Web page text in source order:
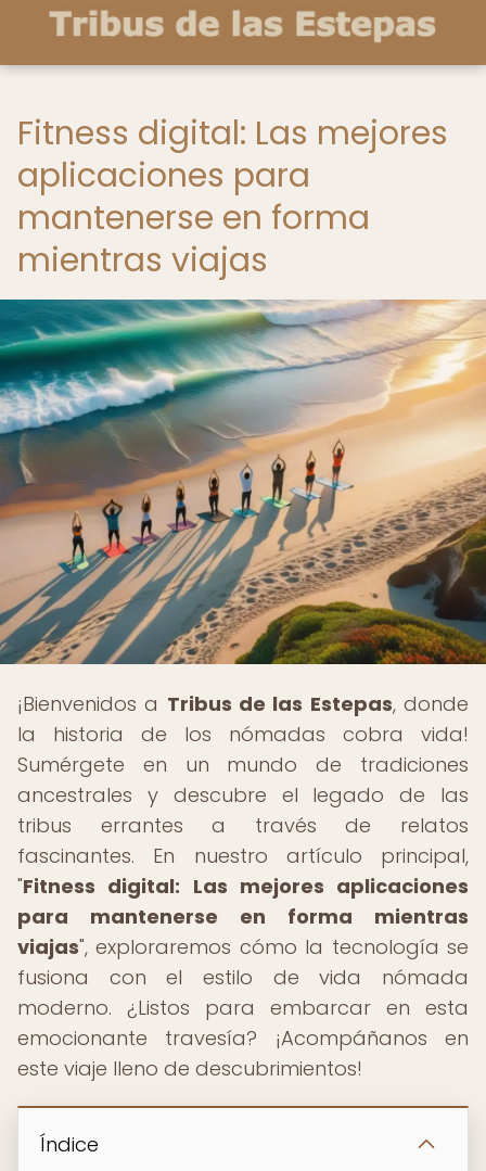
Fitness digital: Las mejores
aplicaciones para
mantenerse en forma
mientras viajas
¡Bienvenidos a Tribus de las Estepas, donde
la historia de los nómadas cobra vida!
Sumérgete en un mundo de tradiciones
ancestrales y descubre el legado de las
tribus errantes a través de relatos
fascinantes. En nuestro artículo principal,
"Fitness digital: Las mejores aplicaciones
para mantenerse en forma mientras
viajas", exploraremos cómo la tecnología se
fusiona con el estilo de vida nómada
moderno. ¿Listos para embarcar en esta
emocionante travesía? ¡Acompáñanos en
este viaje lleno de descubrimientos!
Índice